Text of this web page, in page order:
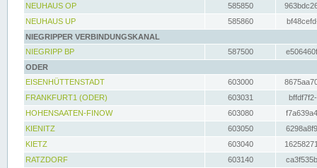
NEUHAUS OP
585850
NEUHAUS UP
585860
NIEGRIPPER VERBINDUNGSKANAL
NIEGRIPP BP
587500
ODER
EISENHÜTTENSTADT
603000
FRANKFURT1 (ODER)
603031
HOHENSAATEN-FINOW
603080
KIENITZ
603050
KIETZ
603040
RATZDORF
603140